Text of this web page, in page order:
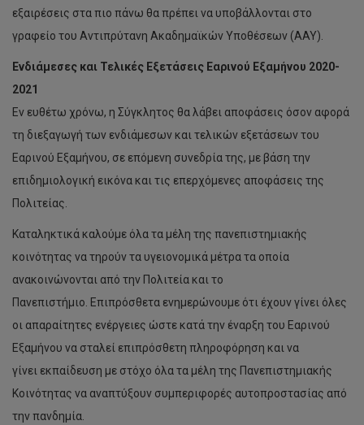
εξαιρέσεις στα πιο πάνω θα πρέπει να υποβάλλονται στο
γραφείο του Αντιπρύτανη Ακαδημαϊκών Υποθέσεων (ΑΑΥ).
Ενδιάμεσες και Τελικές Εξετάσεις Εαρινού Εξαμήνου 2020-
2021
Εν ευθέτω χρόνω, η Σύγκλητος θα λάβει αποφάσεις όσον αφορά
τη διεξαγωγή των ενδιάμεσων και τελικών εξετάσεων του
Εαρινού Εξαμήνου, σε επόμενη συνεδρία της, με βάση την
επιδημιολογική εικόνα και τις επερχόμενες αποφάσεις της
Πολιτείας.
Καταληκτικά καλούμε όλα τα μέλη της πανεπιστημιακής
κοινότητας να τηρούν τα υγειονομικά μέτρα τα οποία
ανακοινώνονται από την Πολιτεία και το
Πανεπιστήμιο. Επιπρόσθετα ενημερώνουμε ότι έχουν γίνει όλες
οι απαραίτητες ενέργειες ώστε κατά την έναρξη του Εαρινού
Εξαμήνου να σταλεί επιπρόσθετη πληροφόρηση και να
γίνει εκπαίδευση με στόχο όλα τα μέλη της Πανεπιστημιακής
Κοινότητας να αναπτύξουν συμπεριφορές αυτοπροστασίας από
την πανδημία.